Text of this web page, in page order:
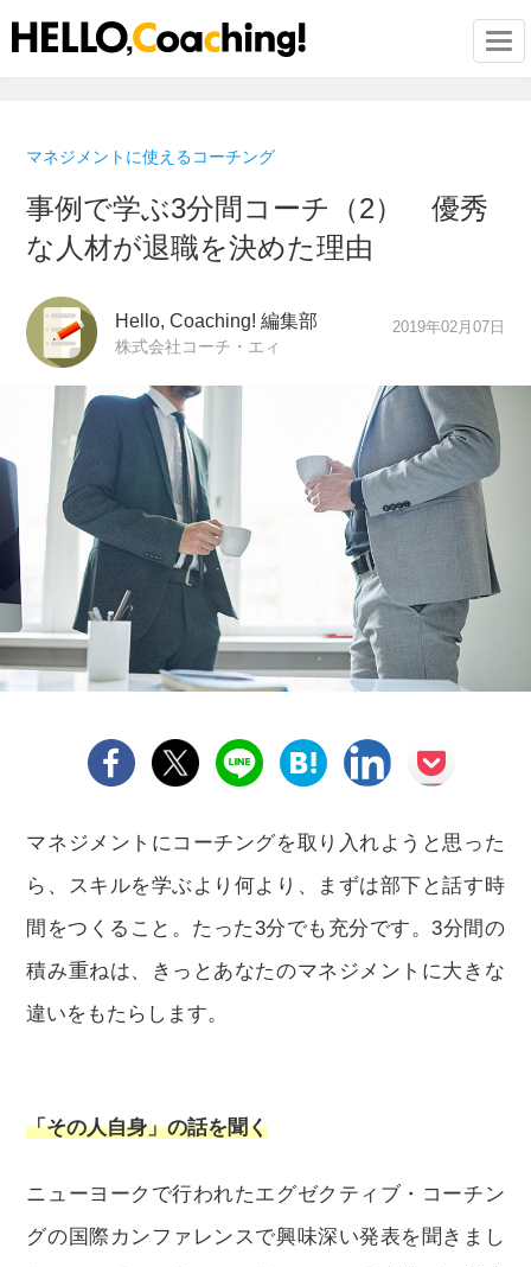
マネジメントに使えるコーチング
事例で学ぶ3分間コーチ（2） 優秀
な人材が退職を決めた理由
Hello, Coaching! 編集部
株式会社コーチ・エィ
2019年02月07日
マネジメントにコーチングを取り入れようと思った
ら、スキルを学ぶより何より、まずは部下と話す時
間をつくること。たった3分でも充分です。3分間の
積み重ねは、きっとあなたのマネジメントに大きな
違いをもたらします。
「その人自身」の話を聞く
ニューヨークで行われたエグゼクティブ・コーチン
グの国際カンファレンスで興味深い発表を聞きまし